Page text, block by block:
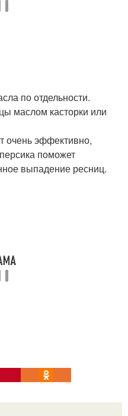
по отдельности.
маслом касторки или
очень эффективно,
поможет
выпадение ресниц.